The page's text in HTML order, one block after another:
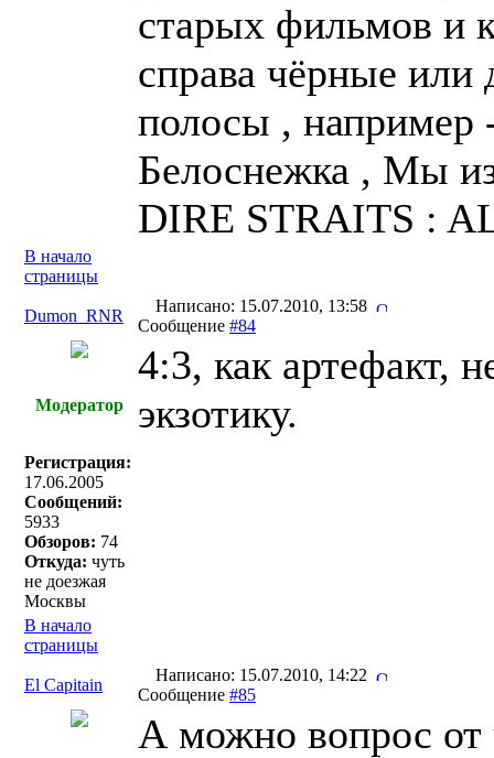
старых фильмов и
справа чёрные или
полосы , например
Белоснежка , Мы
DIRE STRAITS :
В начало
страницы
Dumon_RNR
Написано: 15.07.2010, 13:58
Сообщение #84
Модератор
Регистрация:
17.06.2005
Сообщений:
5933
Обзоров: 74
Откуда: чуть
не доезжая
Москвы
4:3, как артефакт,
экзотику.
В начало
страницы
El Capitain
Написано: 15.07.2010, 14:22
Сообщение #85
А можно вопрос от